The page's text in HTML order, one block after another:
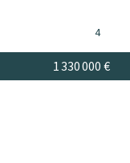
4
1 330 000 €